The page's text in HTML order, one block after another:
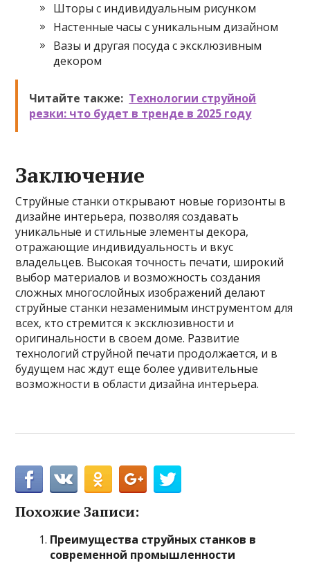
Шторы с индивидуальным рисунком
Настенные часы с уникальным дизайном
Вазы и другая посуда с эксклюзивным
декором
Читайте также: Технологии струйной
резки: что будет в тренде в 2025 году
Заключение
Струйные станки открывают новые горизонты в
дизайне интерьера, позволяя создавать
уникальные и стильные элементы декора,
отражающие индивидуальность и вкус
владельцев. Высокая точность печати, широкий
выбор материалов и возможность создания
сложных многослойных изображений делают
струйные станки незаменимым инструментом для
всех, кто стремится к эксклюзивности и
оригинальности в своем доме. Развитие
технологий струйной печати продолжается, и в
будущем нас ждут еще более удивительные
возможности в области дизайна интерьера.
Похожие Записи:
Преимущества струйных станков в
современной промышленности